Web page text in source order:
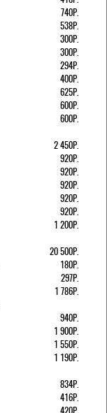
740Р.
538Р.
300Р.
300Р.
294Р.
400Р.
625Р.
600Р.
600Р.
2 450Р.
920Р.
920Р.
920Р.
920Р.
920Р.
1 200Р.
20 500Р.
180Р.
297Р.
1 786Р.
940Р.
1 900Р.
1 550Р.
1 190Р.
834Р.
416Р.
420Р.